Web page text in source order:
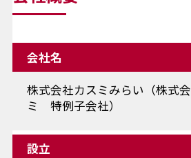
会社名
株式会社カスミみらい（株式
ミ 特例子会社）
設立